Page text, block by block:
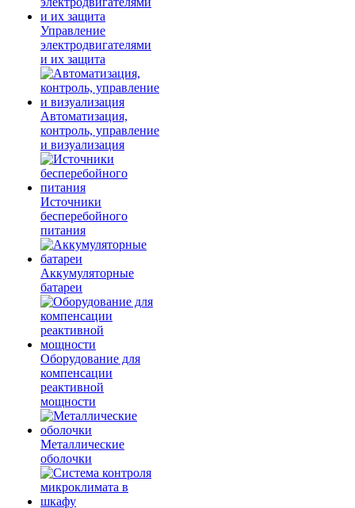
Управление
электродвигателями
и их защита
Автоматизация,
контроль, управление
и визуализация
Источники
бесперебойного
питания
Аккумуляторные
батареи
Оборудование для
компенсации
реактивной
мощности
Металлические
оболочки